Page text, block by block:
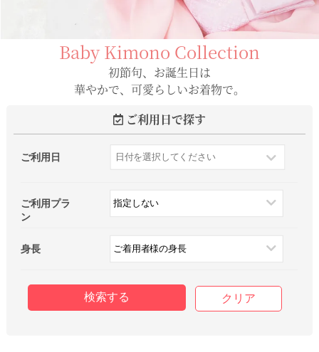
Baby Kimono Collection
初節句、お誕生日は
華やかで、可愛らしいお着物で。
ご利用日で探す
ご利用日
ご利用プラ
ン
身長
クリア